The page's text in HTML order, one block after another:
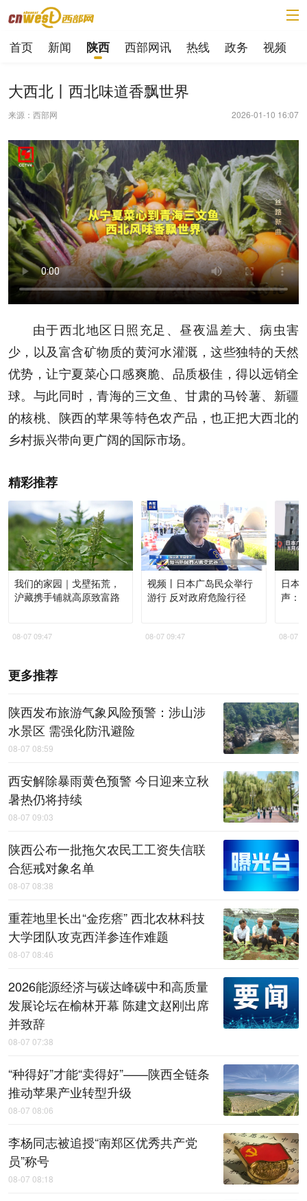
首页 新闻 陕西 西部网讯 热线 政务 视频
大西北丨西北味道香飘世界
来源：西部网 2026-01-10 16:07
由于西北地区日照充足、昼夜温差大、病虫害
少，以及富含矿物质的黄河水灌溉，这些独特的天然
优势，让宁夏菜心口感爽脆、品质极佳，得以远销全
球。与此同时，青海的三文鱼、甘肃的马铃薯、新疆
的核桃、陕西的苹果等特色农产品，也正把大西北的
乡村振兴带向更广阔的国际市场。
精彩推荐
我们的家园｜戈壁拓荒，
沪藏携手铺就高原致富路
08-07 09:47
视频丨日本广岛民众举行
游行 反对政府危险行径
08-07 09:47
日本
声：
08-07
更多推荐
陕西发布旅游气象风险预警：涉山涉
水景区 需强化防汛避险
08-07 08:59
西安解除暴雨黄色预警 今日迎来立秋
暑热仍将持续
08-07 09:03
陕西公布一批拖欠农民工工资失信联
合惩戒对象名单
08-07 08:38
重茬地里长出“金疙瘩” 西北农林科技
大学团队攻克西洋参连作难题
08-07 08:46
2026能源经济与碳达峰碳中和高质量
发展论坛在榆林开幕 陈建文赵刚出席
并致辞
08-07 07:38
“种得好”才能“卖得好”——陕西全链条
推动苹果产业转型升级
08-07 08:06
李杨同志被追授“南郑区优秀共产党
员”称号
08-07 08:18